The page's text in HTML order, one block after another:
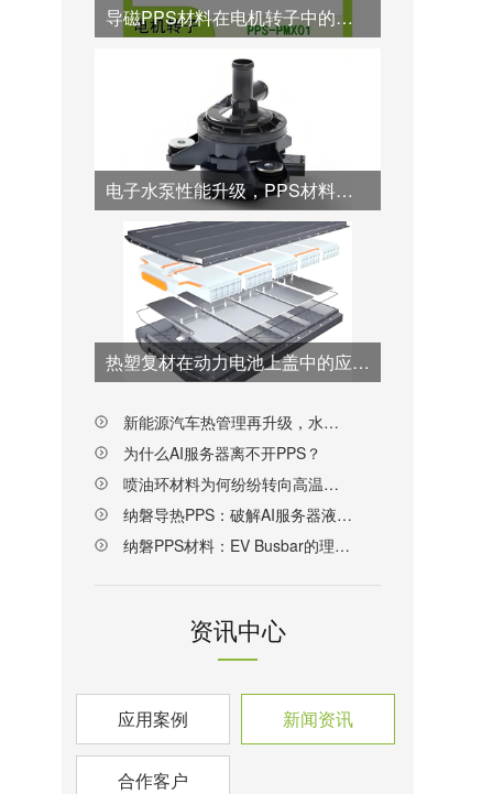
导磁PPS材料在电机转子中的优势应用
电子水泵性能升级，PPS材料从“转子”到“壳体”全面接棒
热塑复材在动力电池上盖中的应用突破与工艺创新
新能源汽车热管理再升级，水阀阀芯材料为何纷纷转向PPS？
为什么AI服务器离不开PPS？
喷油环材料为何纷纷转向高温尼龙PPA？
纳磐导热PPS：破解AI服务器液冷散热材料难题的新方案
纳磐PPS材料：EV Busbar的理想解决方案
资讯中心
应用案例 新闻资讯
合作客户